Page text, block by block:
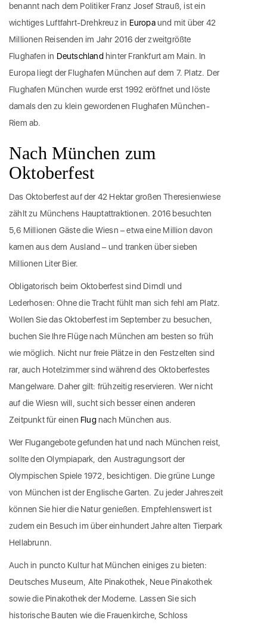
benannt nach dem Politiker Franz Josef Strauß, ist ein
wichtiges Luftfahrt-Drehkreuz in Europaund mit über 42
Millionen Reisenden im Jahr 2016 der zweitgrößte
Flughafen in Deutschland hinter Frankfurt am Main. In
Europa liegt der Flughafen München auf dem 7. Platz. Der
Flughafen München wurde erst 1992 eröffnet und löste
damals den zu klein gewordenen Flughafen München-
Riem ab.
Nach München zum
Oktoberfest
Das Oktoberfest auf der 42 Hektar großen Theresienwiese
zählt zu Münchens Hauptattraktionen. 2016 besuchten
5,6 Millionen Gäste die Wiesn – etwa eine Million davon
kamen aus dem Ausland – und tranken über sieben
Millionen Liter Bier.
Obligatorisch beim Oktoberfest sind Dirndl und
Lederhosen: Ohne die Tracht fühlt man sich fehl am Platz.
Wollen Sie das Oktoberfest im September zu besuchen,
buchen Sie Ihre Flüge nach München am besten so früh
wie möglich. Nicht nur freie Plätze in den Festzelten sind
rar, auch Hotelzimmer sind während des Oktoberfestes
Mangelware. Daher gilt: frühzeitig reservieren. Wer nicht
auf die Wiesn will, sucht sich besser einen anderen
Zeitpunkt für einen Flugnach München aus.
Wer Flugangebote gefunden hat und nach München reist,
sollte den Olympiapark, den Austragungsort der
Olympischen Spiele 1972, besichtigen. Die grüne Lunge
von München ist der Englische Garten. Zu jeder Jahreszeit
können Sie hier die Natur genießen. Empfehlenswert ist
zudem ein Besuch im über einhundert Jahre alten Tierpark
Hellabrunn.
Auch in puncto Kultur hat München einiges zu bieten:
Deutsches Museum, Alte Pinakothek, Neue Pinakothek
sowie die Pinakothek der Moderne. Lassen Sie sich
historische Bauten wie die Frauenkirche, Schloss